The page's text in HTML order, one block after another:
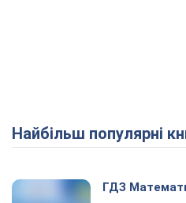
Найбільш популярні
ГДЗ